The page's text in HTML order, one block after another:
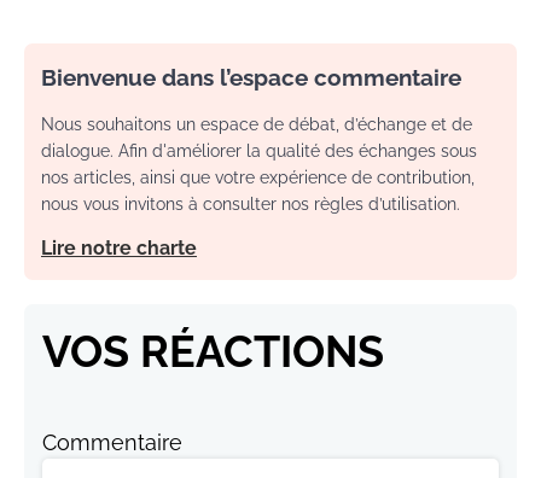
Bienvenue dans l’espace commentaire
Nous souhaitons un espace de débat, d’échange et de
dialogue. Afin d'améliorer la qualité des échanges sous
nos articles, ainsi que votre expérience de contribution,
nous vous invitons à consulter nos règles d’utilisation.
Lire notre charte
VOS RÉACTIONS
Commentaire